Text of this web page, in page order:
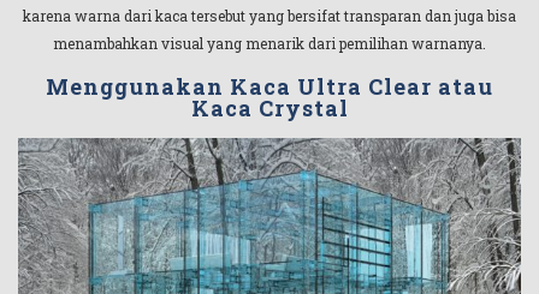
karena warna dari kaca tersebut yang bersifat transparan dan juga bisa
menambahkan visual yang menarik dari pemilihan warnanya.
Menggunakan Kaca Ultra Clear atau
Kaca Crystal